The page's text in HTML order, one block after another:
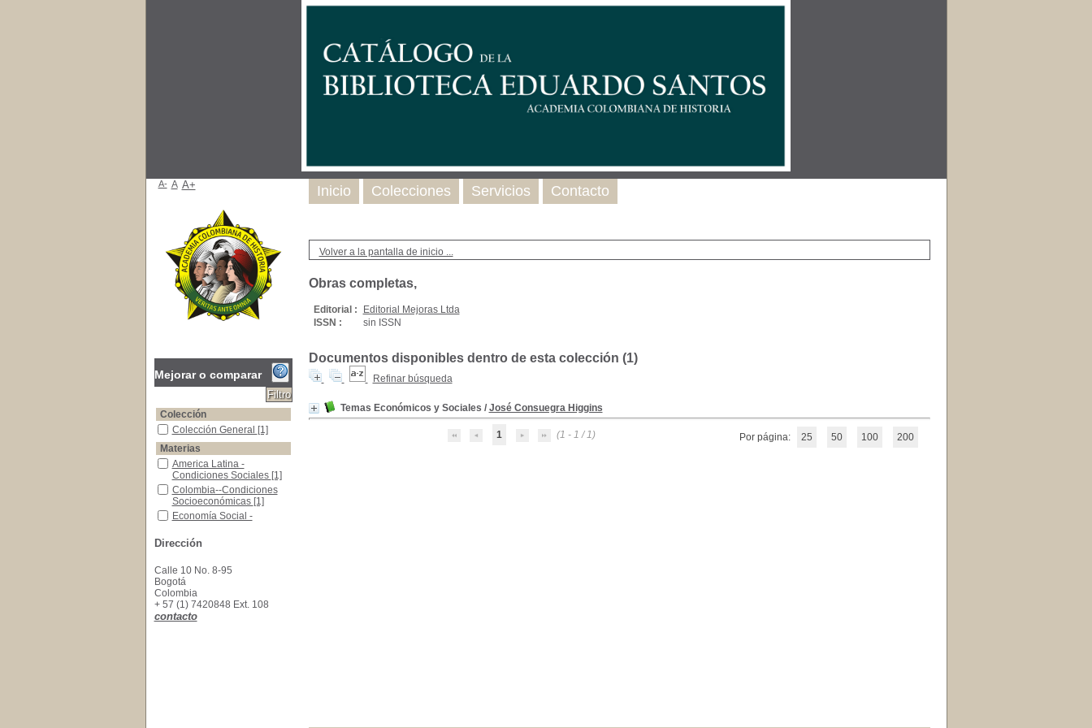
Volver a la pantalla de inicio ...
Obras completas,
Editorial :
Editorial Mejoras Ltda
ISSN :
sin ISSN
Documentos disponibles dentro de esta colección (1)
Refinar búsqueda
Temas Económicos y Sociales / José Consuegra Higgins
1 (1 - 1 / 1) Por página: 25 50 100 200
Inicio Colecciones Servicios Contacto
A- A A+
Mejorar o comparar
Colección
Colección General
Colección General [1]
Materias
America Latina - Condiciones Sociales
America Latina -
Condiciones Sociales [1]
Colombia--Condiciones Socioeconómicas
Colombia--Condiciones
Socioeconómicas [1]
Economía Social - Colombia.
Economía Social -
Dirección
Calle 10 No. 8-95
Bogotá
Colombia
+ 57 (1) 7420848 Ext. 108
contacto